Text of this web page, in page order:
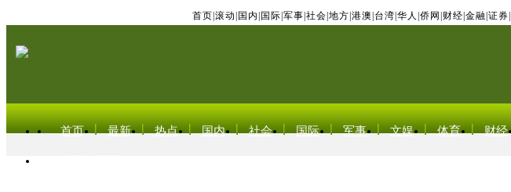
首页 滚动 国内 国际 军事 社会 地方 港澳 台湾 华人 侨网 财经 金融 证券
首页 最新 热点 国内 社会 国际 军事 文娱 体育 财经